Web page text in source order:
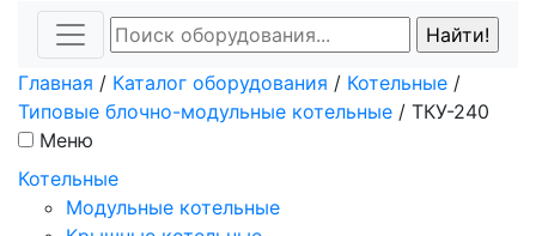
Главная / Каталог оборудования / Котельные /
Типовые блочно-модульные котельные / ТКУ-240
Меню
Котельные
Модульные котельные